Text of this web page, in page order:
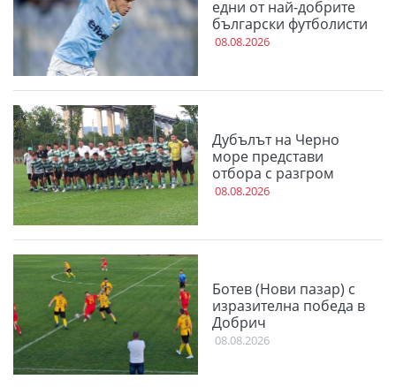
едни от най-добрите
български футболисти
08.08.2026
Дубълът на Черно
море представи
отбора с разгром
08.08.2026
Ботев (Нови пазар) с
изразителна победа в
Добрич
08.08.2026